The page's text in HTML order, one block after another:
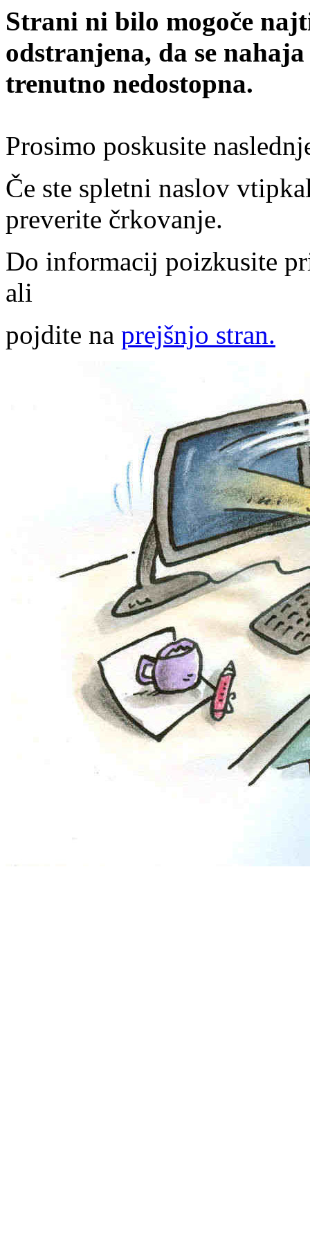
Strani ni bilo mogoče
odstranjena, da se
trenutno nedostopna.
Prosimo poskusite
Če ste spletni naslov
preverite črkovanje.
Do informacij poizkusite
ali
pojdite na prejšnjo stran.